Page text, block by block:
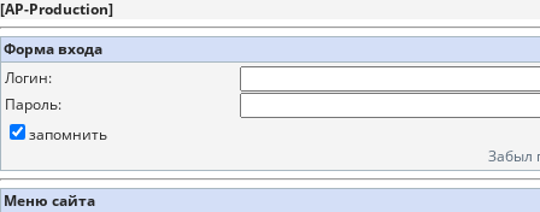
[AP-Production]
Форма входа
Логин:
Пароль:
запомнить
Забыл
Меню сайта